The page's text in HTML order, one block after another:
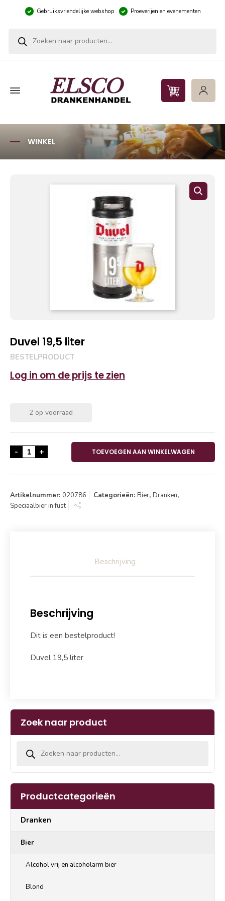
Gebruiksvriendelijke webshop Proeverijen en evenementen
WINKEL
Duvel 19,5 liter
BESTELPRODUCT
Log in om de prijs te zien
2 op voorraad
- Duvel 19,5 liter aantal
+ TOEVOEGEN AAN WINKELWAGEN
Artikelnummer: 020786 Categorieën: Bier, Dranken,
Speciaalbier in fust
Beschrijving
Beschrijving
Dit is een bestelproduct!
Duvel 19,5 liter
Zoek naar product
Productcategorieën
Dranken
Bier
Alcohol vrij en alcoholarm bier
Blond